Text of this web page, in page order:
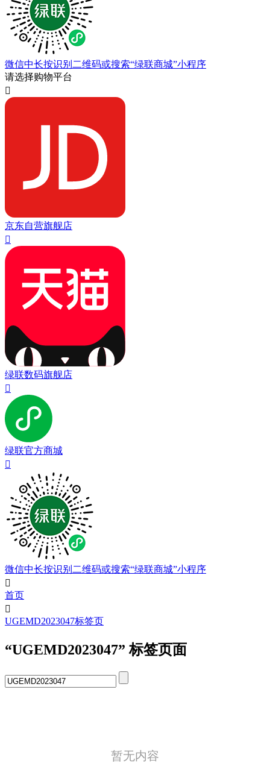
微信中长按识别二维码或搜索“绿联商城”小程序
请选择购物平台

京东自营旗舰店

绿联数码旗舰店

绿联官方商城

微信中长按识别二维码或搜索“绿联商城”小程序

首页

UGEMD2023047标签页
“UGEMD2023047” 标签页面
暂无内容